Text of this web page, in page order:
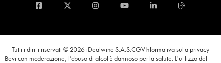
Tutti i diritti riservati © 2026 iDealwine S.A.S.CGVInformativa sulla privacy
Bevi con moderazione, l’abuso di alcol è dannoso per la salute. L'utilizzo del